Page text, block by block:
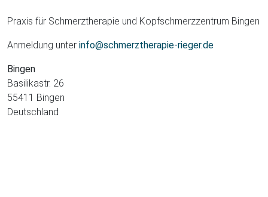
Praxis für Schmerztherapie und Kopfschmerzzentrum Bingen
Anmeldung unter info@schmerztherapie-rieger.de
Bingen
Basilikastr. 26
55411 Bingen
Deutschland